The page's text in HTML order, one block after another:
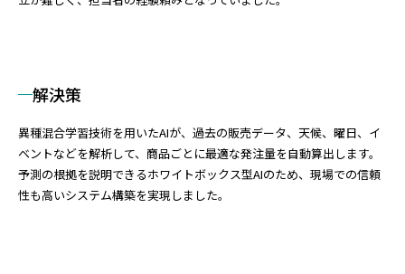
解決策
異種混合学習技術を用いたAIが、過去の販売データ、天候、曜日、イ
ベントなどを解析して、商品ごとに最適な発注量を自動算出します。
予測の根拠を説明できるホワイトボックス型AIのため、現場での信頼
性も高いシステム構築を実現しました。